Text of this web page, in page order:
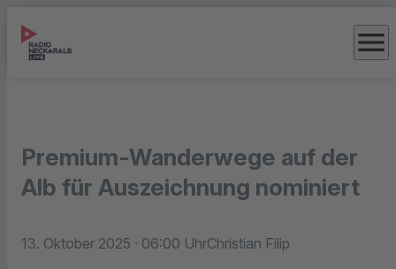
menu
Premium-Wanderwege auf der
Alb für Auszeichnung nominiert
13. Oktober 2025 · 06:00 UhrChristian Filip